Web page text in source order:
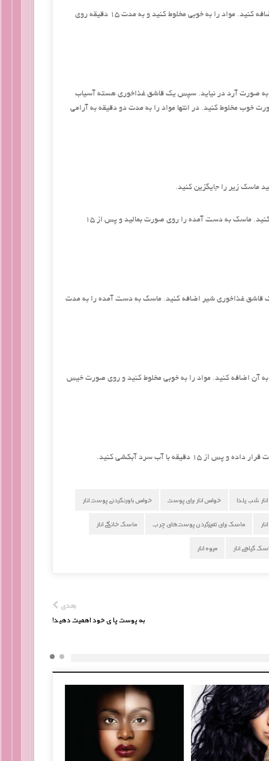
پوست انار را به خوبی ریز ریز کنید. یک قاشق غذاخوری آب انار و یک سفیده تخم‌مرغ را به آن اضافه کنید. مواد را به خوبی مخلوط کنید و به مدت 15 دقیقه روی
به صورت آرد در نیاید. سپس یک قاشق غذاخوری هسته آسیاب
مخلوط کنید. در انتها مواد را به مدت دو دقیقه به آرامی
ماسک زیر را‌ جایگزین کنید.
یک قاشق غذاخوری آب انار را با همان میزان خامه ترش و یک قاشق چایخوری روغن گیاهی مخلوط کنید. ماسک به دست‌ آمده را روی صورت بمالید و پس از 15
قاشق غذاخوری شیر اضافه کنید. ماسک به دست ‌آمده را به مدت
آن اضافه کنید. مواد را به خوبی مخلوط کنید و روی صورت خیس
با آب سرد آبکشی کنید.
شب یلدا خواص انار برای پوست خواص باورنکردنی پوست انار
ماسک برای تمیزکردن پوست‌های‌ چرب ماسک خانگی انار
گیاهی انار میوه انار
بعدی
به پوست پا ی خود اهمیت دهید!